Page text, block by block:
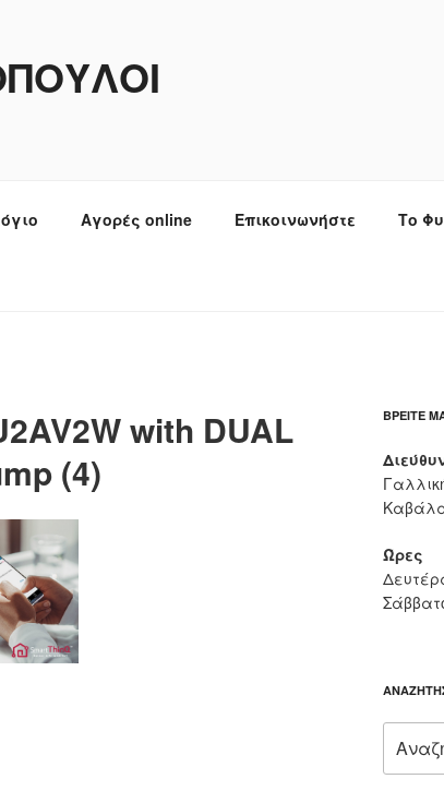
Αγορές online Επικοινωνήστε Το
with DUAL
(4)
ΒΡΕΊΤΕ
Ώρες
για: